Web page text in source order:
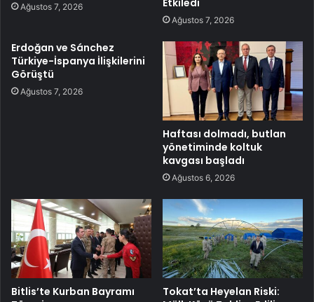
Ağustos 7, 2026
Ağustos 7, 2026
Erdoğan ve Sánchez
Türkiye-İspanya İlişkilerini
Görüştü
Ağustos 7, 2026
Haftası dolmadı, butlan
yönetiminde koltuk
kavgası başladı
Ağustos 6, 2026
Bitlis’te Kurban Bayramı
Tokat’ta Heyelan Riski: